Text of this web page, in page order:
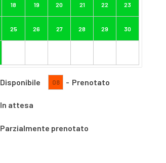
18 19 20 21 22 23
25 26 27 28 29 30
Disponibile 08 - Prenotato
In attesa
Parzialmente prenotato